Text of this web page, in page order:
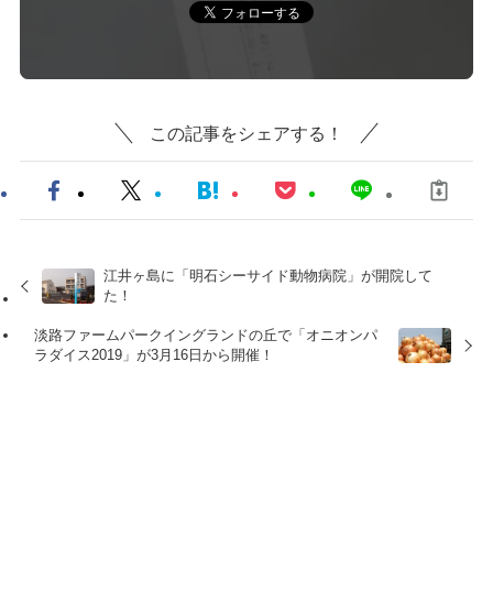
この記事をシェアする！
江井ヶ島に「明石シーサイド動物病院」が開院して
た！
淡路ファームパークイングランドの丘で「オニオンパ
ラダイス2019」が3月16日から開催！